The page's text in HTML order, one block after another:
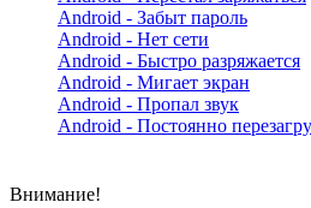
Android - Забыт пароль
Android - Нет сети
Android - Быстро разряжается
Android - Мигает экран
Android - Пропал звук
Android - Постоянно
Внимание!